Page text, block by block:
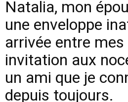
Natalia, mon
une enveloppe
arrivée entre
invitation aux
un ami que je
depuis toujours.